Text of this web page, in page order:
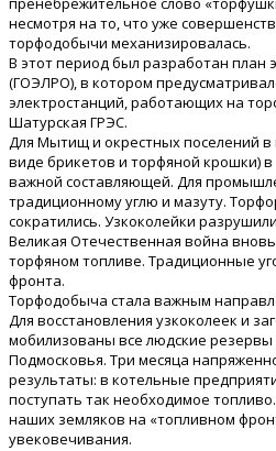
несмотря на то, что уже
торфодобычи механизировалась.
В этот период был разработан план
(ГОЭЛРО), в котором
электростанций, работающих на
Шатурская ГРЭС.
Для Мытищ и окрестных поселений
виде брикетов и торфяной крошки) в
важной составляющей. Для
традиционному углю и мазуту.
сократились. Узкоколейки
Великая Отечественная война
торфяном топливе. Традиционные
фронта.
Торфодобыча стала важным
Для восстановления узкоколеек и
мобилизованы все людские
Подмосковья. Три месяца
результаты: в котельные
поступать так необходимое
наших земляков на «топливном
увековечивания.